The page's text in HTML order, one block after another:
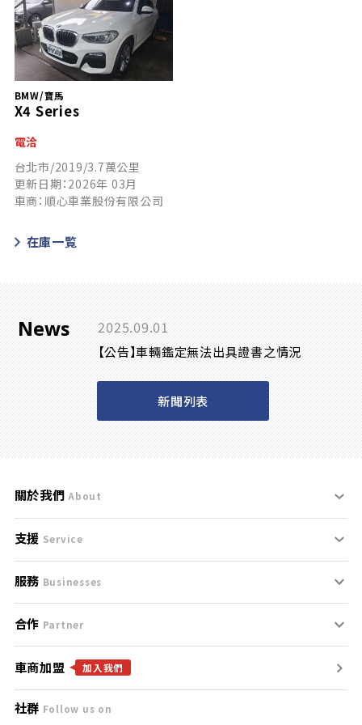
BMW/寶馬
X4 Series
電洽
台北市/2019/3.7萬公里
更新日期：2026年 03月
車商：順心車業股份有限公司
在庫一覧
News 2025.09.01
【公告】車輛鑑定無法出具證書之情況
新聞列表
關於我們 About
刊登規範
服務條款
免責聲明
隱私權政策
團隊
支援 Service
支援中心
聯絡我們
服務 Businesses
什麼是Goo鑑定？
找好車
找好店
合作 Partner
合作夥伴
廣告合作
車商加盟 加入我們
社群 Follow us on